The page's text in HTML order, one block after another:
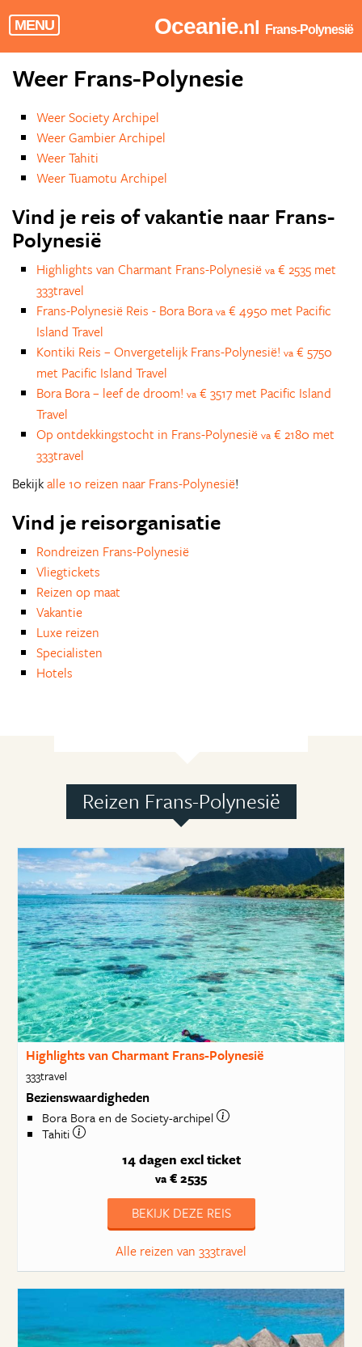
MENU Oceanie.nl Frans-Polynesië
Weer Frans-Polynesie
Weer Society Archipel
Weer Gambier Archipel
Weer Tahiti
Weer Tuamotu Archipel
Vind je reis of vakantie naar Frans-
Polynesië
Highlights van Charmant Frans-Polynesië va € 2535 met
333travel
Frans-Polynesië Reis - Bora Bora va € 4950 met Pacific
Island Travel
Kontiki Reis – Onvergetelijk Frans-Polynesië! va € 5750
met Pacific Island Travel
Bora Bora – leef de droom! va € 3517 met Pacific Island
Travel
Op ontdekkingstocht in Frans-Polynesië va € 2180 met
333travel
Bekijkalle 10 reizen naar Frans-Polynesië!
Vind je reisorganisatie
Rondreizen Frans-Polynesië
Vliegtickets
Reizen op maat
Vakantie
Luxe reizen
Specialisten
Hotels
Reizen Frans-Polynesië
Highlights van Charmant Frans-Polynesië
333travel
Bezienswaardigheden
Bora Bora en de Society-archipel
Tahiti
14 dagen excl ticket
va € 2535
BEKIJK DEZE REIS
Alle reizen van 333travel